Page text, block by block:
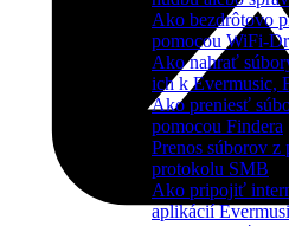
Ako bezdrôtovo
pomocou WiFi-
Ako nahrať
ich k Evermusic,
Ako preniesť
pomocou Findera
Prenos súborov z
protokolu SMB
Ako pripojiť
aplikácií